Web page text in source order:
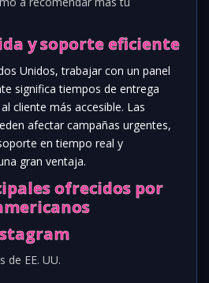
y soporte eficiente
Unidos, trabajar con un panel
significa tiempos de entrega
cliente más accesible. Las
afectar campañas urgentes,
en tiempo real y
gran ventaja.
ofrecidos por
de EE. UU.